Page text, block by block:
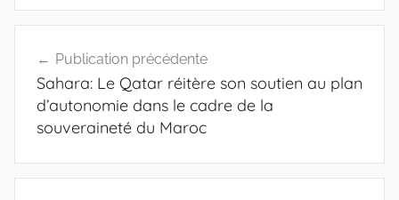
de
l’article
Publication précédente
Sahara: Le Qatar réitère son soutien au plan
d’autonomie dans le cadre de la
souveraineté du Maroc